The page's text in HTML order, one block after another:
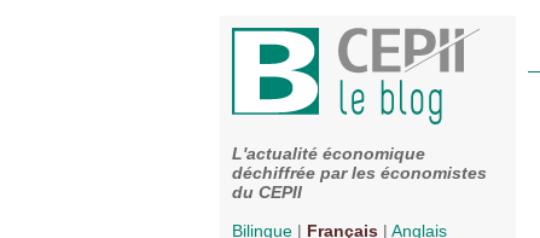
L'actualité économique
déchiffrée par les économistes
du CEPII
Bilingue | Français | Anglais